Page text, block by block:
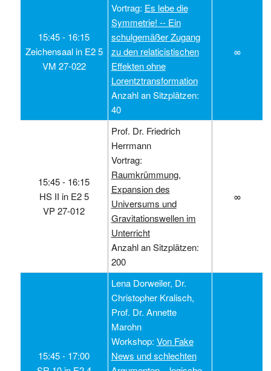
15:45 ‑ 16:15
Zeichensaal in E2 5
VM 27-022
Vortrag: Es lebe die
Symmetrie! -- Ein
schulgemäßer Zugang
zu den relaticistischen
Effekten ohne
Lorentztransformation
Anzahl an Sitzplätzen:
40
∞
15:45 ‑ 16:15
HS II in E2 5
VP 27-012
Prof. Dr. Friedrich
Herrmann
Vortrag:
Raumkrümmung,
Expansion des
Universums und
Gravitationswellen im
Unterricht
Anzahl an Sitzplätzen:
200
∞
15:45 ‑ 17:00
Lena Dorweiler, Dr.
Christopher Kralisch,
Prof. Dr. Annette
Marohn
Workshop: Von Fake
News und schlechten